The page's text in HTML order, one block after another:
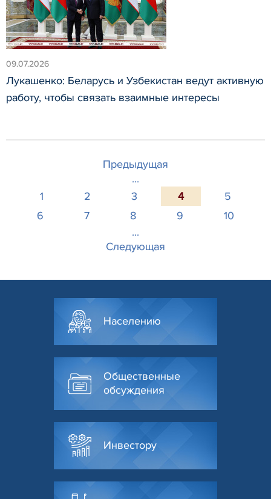
09.07.2026
Лукашенко: Беларусь и Узбекистан ведут активную
работу, чтобы связать взаимные интересы
Предыдущая
...
1
2 3 4
5
6
7 8 9
10
...
Следующая
Населению
Общественные
обсуждения
Инвестору